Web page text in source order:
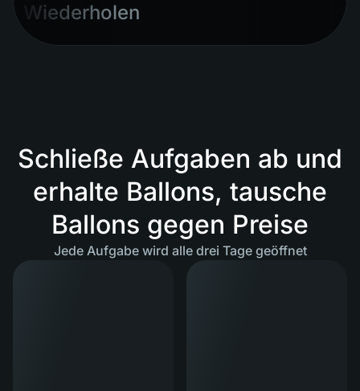
Wiederholen
Schließe Aufgaben ab und
erhalte Ballons, tausche
Ballons gegen Preise
Jede Aufgabe wird alle drei Tage geöffnet